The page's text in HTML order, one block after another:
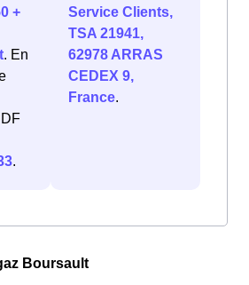
+
. En
.
Service Clients,
TSA 21941,
62978 ARRAS
CEDEX 9,
France.
Boursault